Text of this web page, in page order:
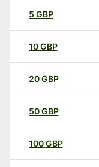
5 GBP
10GBP
20GBP
50GBP
100GBP